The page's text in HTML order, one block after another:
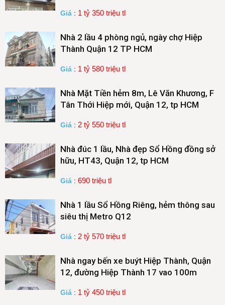
Giá : 1 tỷ 350 triệu tl
Nhà 2 lầu 4 phòng ngủ, ngày chợ Hiệp
Thành Quận 12 TP HCM
Giá : 1 tỷ 580 triệu tl
Nhà Mặt Tiền hẻm 8m, Lê Văn Khương, F
Tân Thới Hiệp mới, Quận 12, tp HCM
Giá : 2 tỷ 550 triệu tl
Nhà đúc 1 lầu, Nhà đẹp Sổ Hồng đồng sở
hữu, HT43, Quận 12, tp HCM
Giá : 690 triệu tl
Nhà 1 lầu Sổ Hồng Riêng, hẻm thông sau
siêu thị Metro Q12
Giá : 2 tỷ 570 triệu tl
Nhà ngay bến xe buýt Hiệp Thành, Quận
12, đường Hiệp Thành 17 vao 100m
Giá : 1 tỷ 450 triệu tl